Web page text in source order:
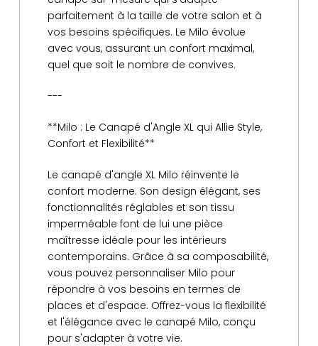
parfaitement à la taille de votre salon et à
vos besoins spécifiques. Le Milo évolue
avec vous, assurant un confort maximal,
quel que soit le nombre de convives.
---
**Milo : Le Canapé d'Angle XL qui Allie Style,
Confort et Flexibilité**
Le canapé d'angle XL Milo réinvente le
confort moderne. Son design élégant, ses
fonctionnalités réglables et son tissu
imperméable font de lui une pièce
maîtresse idéale pour les intérieurs
contemporains. Grâce à sa composabilité,
vous pouvez personnaliser Milo pour
répondre à vos besoins en termes de
places et d'espace. Offrez-vous la flexibilité
et l'élégance avec le canapé Milo, conçu
pour s'adapter à votre vie.